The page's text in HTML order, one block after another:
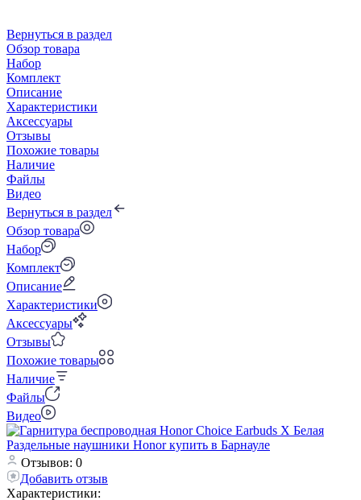
Вернуться в раздел
Обзор товара
Набор
Комплект
Описание
Характеристики
Аксессуары
Отзывы
Похожие товары
Наличие
Файлы
Видео
Вернуться в раздел
Обзор товара
Набор
Комплект
Описание
Характеристики
Аксессуары
Отзывы
Похожие товары
Наличие
Файлы
Видео
Отзывов: 0
Добавить отзыв
Характеристики: